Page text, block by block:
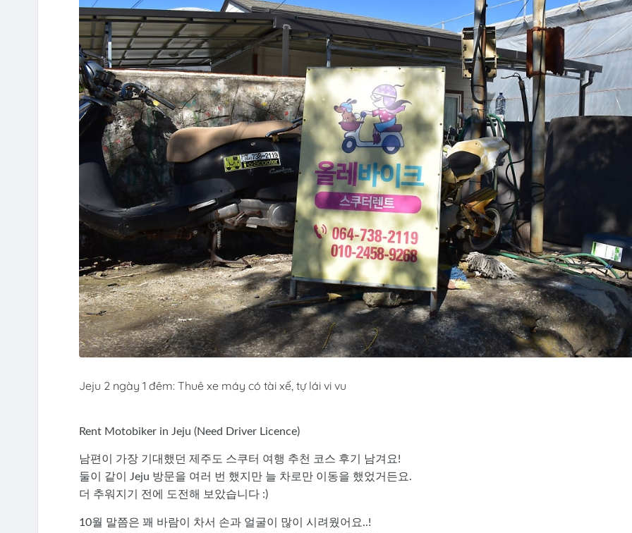
Jeju 2 ngày 1 đêm: Thuê xe máy có tài xế, tự lái vi vu
Rent Motobiker in Jeju (Need Driver Licence)
남편이 가장 기대했던 제주도 스쿠터 여행 추천 코스 후기 남겨요!
둘이 같이 Jeju 방문을 여러 번 했지만 늘 차로만 이동을 했었거든요.
더 추워지기 전에 도전해 보았습니다 :)
10월 말쯤은 꽤 바람이 차서 손과 얼굴이 많이 시려웠어요..!